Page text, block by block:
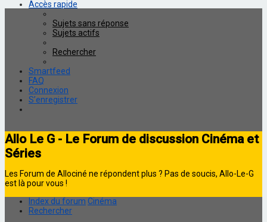
Accès rapide
Sujets sans réponse
Sujets actifs
Rechercher
Smartfeed
FAQ
Connexion
S’enregistrer
Allo Le G - Le Forum de discussion Cinéma et
Séries
Les Forum de Allociné ne répondent plus ? Pas de soucis, Allo-Le-G
est là pour vous !
Index du forum Cinéma
Rechercher